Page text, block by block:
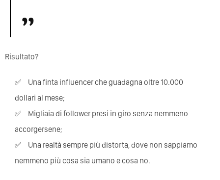
Risultato?
Una finta influencer che guadagna oltre 10.000
dollari al mese;
Migliaia di follower presi in giro senza nemmeno
accorgersene;
Una realtà sempre più distorta, dove non sappiamo
nemmeno più cosa sia umano e cosa no.